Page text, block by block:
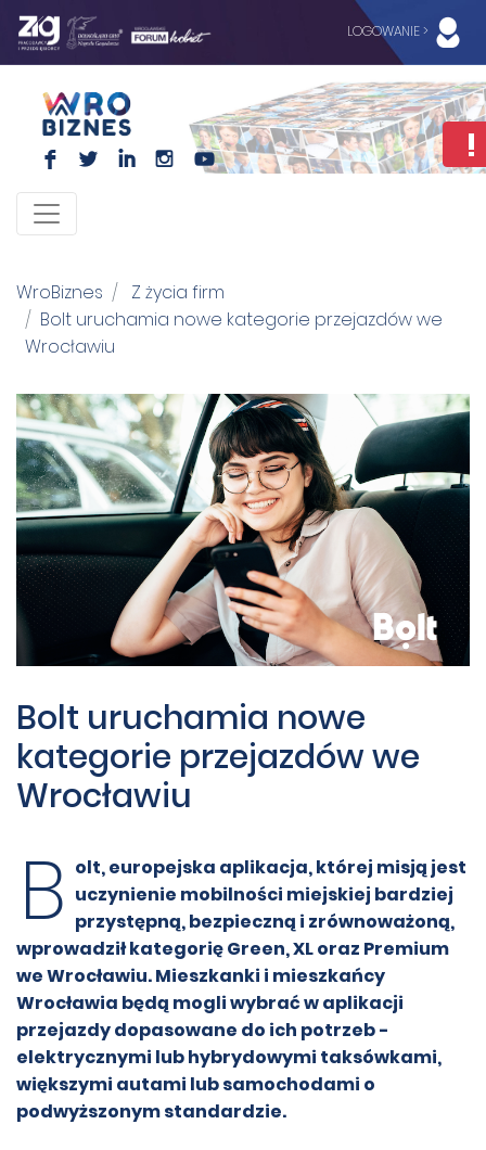
LOGOWANIE >
F L I I
WroBiznes
Z życia firm
Bolt uruchamia nowe kategorie przejazdów we
Wrocławiu
Bolt uruchamia nowe
kategorie przejazdów we
Wrocławiu
B olt, europejska aplikacja, której misją jest
uczynienie mobilności miejskiej bardziej
przystępną, bezpieczną i zrównoważoną,
wprowadził kategorię Green, XL oraz Premium
we Wrocławiu. Mieszkanki i mieszkańcy
Wrocławia będą mogli wybrać w aplikacji
przejazdy dopasowane do ich potrzeb -
elektrycznymi lub hybrydowymi taksówkami,
większymi autami lub samochodami o
podwyższonym standardzie.